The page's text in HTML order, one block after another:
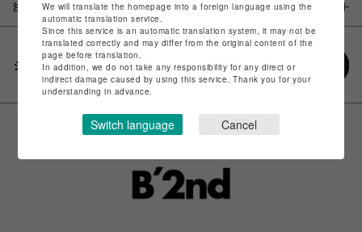
注意事項
シェアする
We will translate the homepage into a foreign language using the
automatic translation service.
Since this service is an automatic translation system, it may not be
translated correctly and may differ from the original content of the
page before translation.
In addition, we do not take any responsibility for any direct or
indirect damage caused by using this service. Thank you for your
understanding in advance.
Switch language Cancel